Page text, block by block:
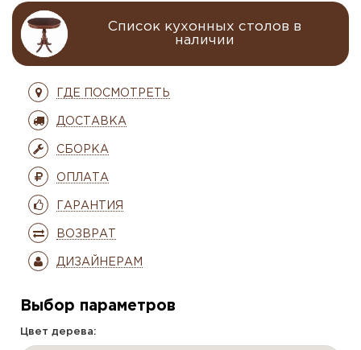
Список кухонных столов в
наличии
ГДЕ ПОСМОТРЕТЬ
ДОСТАВКА
СБОРКА
ОПЛАТА
ГАРАНТИЯ
ВОЗВРАТ
ДИЗАЙНЕРАМ
Выбор параметров
Цвет дерева: